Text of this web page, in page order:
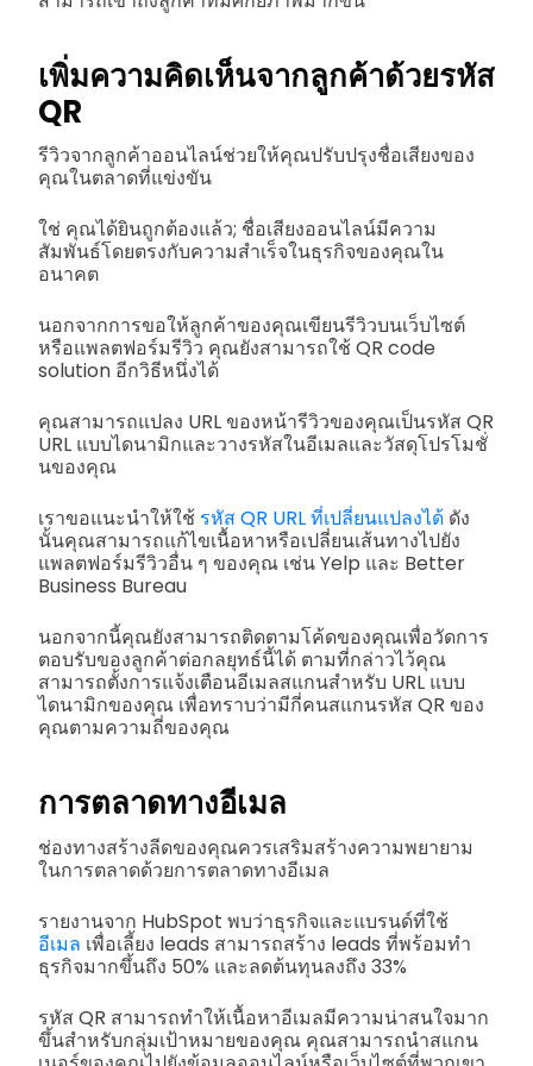
เพิ่มความคิดเห็นจากลูกค้าด้วยรหัส
QR
รีวิวจากลูกค้าออนไลน์ช่วยให้คุณปรับปรุงชื่อเสียงของ
คุณในตลาดที่แข่งขัน
ใช่ คุณได้ยินถูกต้องแล้ว; ชื่อเสียงออนไลน์มีความ
สัมพันธ์โดยตรงกับความสำเร็จในธุรกิจของคุณใน
อนาคต
นอกจากการขอให้ลูกค้าของคุณเขียนรีวิวบนเว็บไซต์
หรือแพลตฟอร์มรีวิว คุณยังสามารถใช้ QR code
solution อีกวิธีหนึ่งได้
คุณสามารถแปลง URL ของหน้ารีวิวของคุณเป็นรหัส QR
URL แบบไดนามิกและวางรหัสในอีเมลและวัสดุโปรโมชั่
นของคุณ
เราขอแนะนำให้ใช้ รหัส QR URL ที่เปลี่ยนแปลงได้ ดัง
นั้นคุณสามารถแก้ไขเนื้อหาหรือเปลี่ยนเส้นทางไปยัง
แพลตฟอร์มรีวิวอื่น ๆ ของคุณ เช่น Yelp และ Better
Business Bureau
นอกจากนี้คุณยังสามารถติดตามโค้ดของคุณเพื่อวัดการ
ตอบรับของลูกค้าต่อกลยุทธ์นี้ได้ ตามที่กล่าวไว้คุณ
สามารถตั้งการแจ้งเตือนอีเมลสแกนสำหรับ URL แบบ
ไดนามิกของคุณ เพื่อทราบว่ามีกี่คนสแกนรหัส QR ของ
คุณตามความถี่ของคุณ
การตลาดทางอีเมล
ช่องทางสร้างลีดของคุณควรเสริมสร้างความพยายาม
ในการตลาดด้วยการตลาดทางอีเมล
รายงานจาก HubSpot พบว่าธุรกิจและแบรนด์ที่ใช้
อีเมล เพื่อเลี้ยง leads สามารถสร้าง leads ที่พร้อมทำ
ธุรกิจมากขึ้นถึง 50% และลดต้นทุนลงถึง 33%
รหัส QR สามารถทำให้เนื้อหาอีเมลมีความน่าสนใจมาก
ขึ้นสำหรับกลุ่มเป้าหมายของคุณ คุณสามารถนำสแกน